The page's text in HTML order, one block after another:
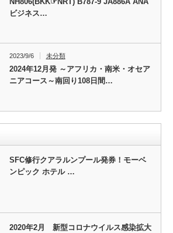
ビジネス…
2023/9/6 未分類
2024年12月発 ～アフリカ・南米・オセア
ニアコース～南回り108日間…
SFC修行クアラルンプール発券！モーベ
ンピック ホテル …
2020年2月 新型コロナウイルス感染拡大